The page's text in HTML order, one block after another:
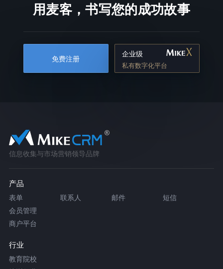
用麦客，书写您的成功故事
免费注册
企业级
私有数字化平台
信息收集与市场营销领导品牌
产品
表单 联系人 邮件
短信
会员管理
商户平台
行业
教育院校